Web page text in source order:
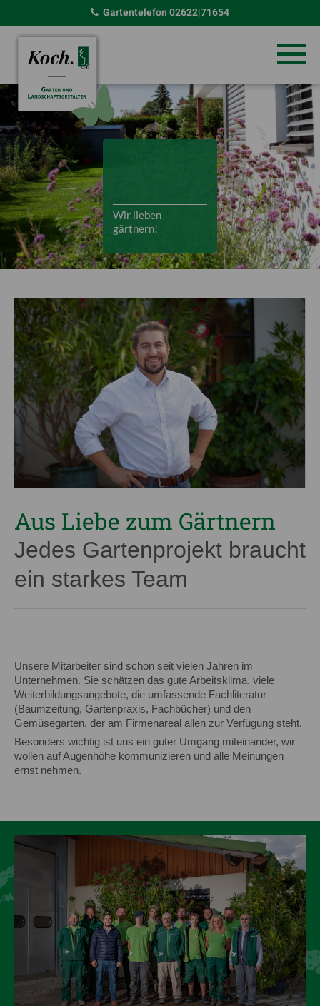
Gartentelefon02622|71654
Wir lieben
gärtnern!
Aus Liebe zum Gärtnern
Jedes Gartenprojekt braucht
ein starkes Team
Unsere Mitarbeiter sind schon seit vielen Jahren im
Unternehmen. Sie schätzen das gute Arbeitsklima, viele
Weiterbildungsangebote, die umfassende Fachliteratur
(Baumzeitung, Gartenpraxis, Fachbücher) und den
Gemüsegarten, der am Firmenareal allen zur Verfügung steht.
Besonders wichtig ist uns ein guter Umgang miteinander, wir
wollen auf Augenhöhe kommunizieren und alle Meinungen
ernst nehmen.